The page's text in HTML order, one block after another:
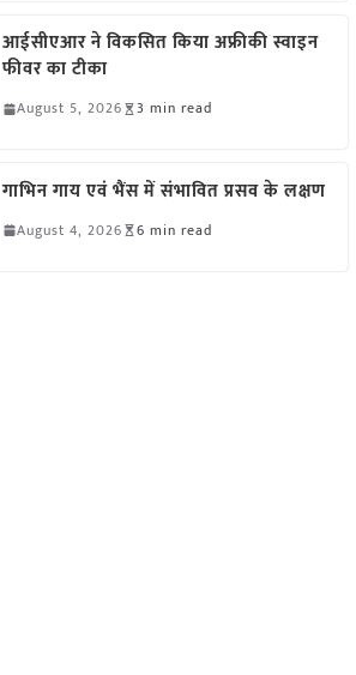
आईसीएआर ने विकसित किया अफ्रीकी स्वाइन
फीवर का टीका
August 5, 2026 3 min read
गाभिन गाय एवं भैंस में संभावित प्रसव के लक्षण
August 4, 2026 6 min read